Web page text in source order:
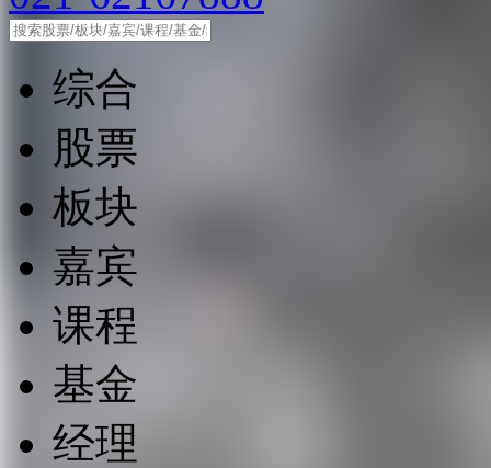
综合
股票
板块
嘉宾
课程
基金
经理